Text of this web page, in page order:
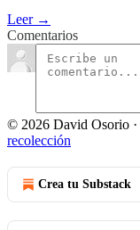
Leer →
Comentarios
© 2026 David Osorio ·
recolección
Crea tu Substack